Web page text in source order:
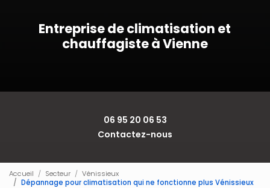
Entreprise de climatisation et
chauffagiste à Vienne
06 95 20 06 53
Contactez-nous
Accueil Secteur
Vénissieux
Dépannage pour climatisation qui ne fonctionne plus Vénissieux